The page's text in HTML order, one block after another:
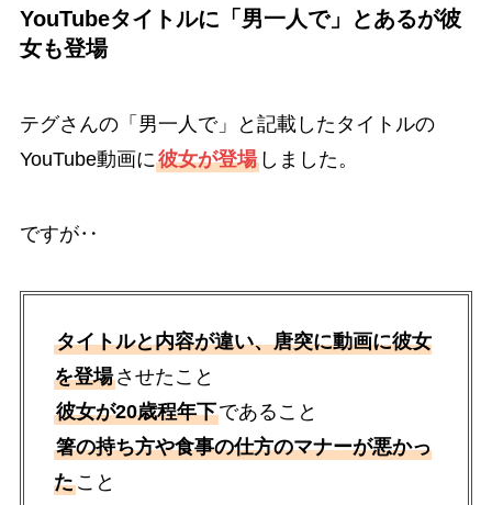
YouTubeタイトルに「男一人で」とあるが彼
女も登場
テグさんの「男一人で」と記載したタイトルの
YouTube動画に彼女が登場しました。
ですが‥
タイトルと内容が違い、唐突に動画に彼女
を登場させたこと
彼女が20歳程年下であること
箸の持ち方や食事の仕方のマナーが悪かっ
たこと